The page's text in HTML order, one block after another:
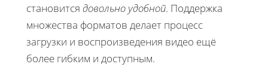
становится довольно удобной. Поддержка
множества форматов делает процесс
загрузки и воспроизведения видео ещё
более гибким и доступным.